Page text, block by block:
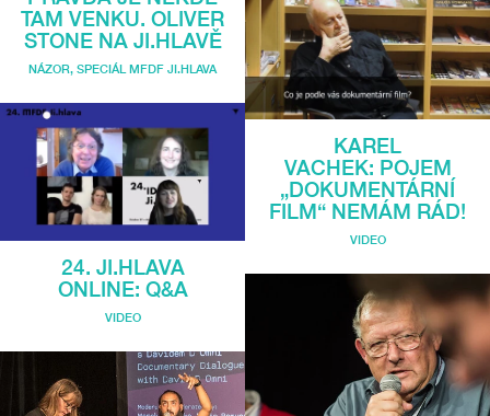
TAM VENKU. OLIVER
STONE NA JI.HLAVĚ
NÁZOR, SPECIÁL MFDF JI.HLAVA
24. JI.HLAVA
ONLINE: Q&A
VIDEO
KAREL
VACHEK: POJEM
„DOKUMENTÁRNÍ
FILM“ NEMÁM RÁD!
VIDEO